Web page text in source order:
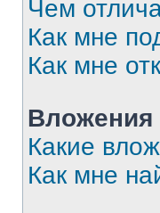
Чем
Как мне
Как мне
Вложения
Какие
Как мне